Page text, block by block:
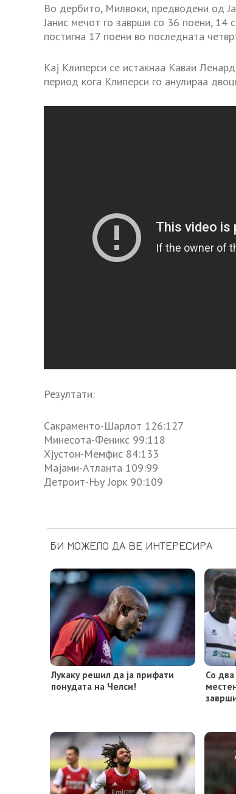
Во дербито, Милвоки, предводени од
Јанис мечот го заврши со 36 поени, 14
постигна 17 поени во последната
Кај Клиперси се истакнаа Каваи
период кога Клиперси го анулираа
Резултати:
Сакраменто-Шарлот 126:127
Минесота-Феникс 99:118
Хјустон-Мемфис 84:133
Мајами-Атланта 109:99
Детроит-Њу Јорк 90:109
БИ МОЖЕЛО ДА ВЕ ИНТЕРЕСИРА
Лукаку решил да ја прифати
понудата на Челси!
Со два